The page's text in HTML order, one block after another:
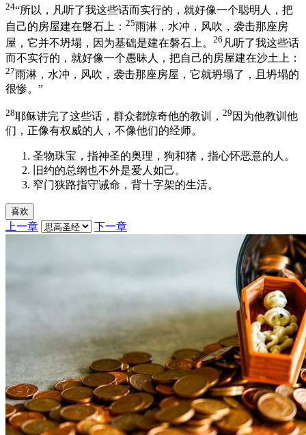
24“所以，凡听了我这些话而实行的，就好像一个聪明人，把
自己的房屋建在磐石上： 25雨淋，水冲，风吹，袭击那座房
屋，它并不坍塌，因为基础是建在磐石上。 26 凡听了我这些话
而不实行的，就好像一个愚昧人，把自己的房屋建在沙土上：
27雨淋，水冲，风吹，袭击那座房屋，它就坍塌了，且坍塌的
很惨。”
28耶稣讲完了这些话，群众都惊奇他的教训， 29 因为他教训他
们，正像有权威的人，不像他们的经师。
圣物珠宝，指神圣的奥理，狗和猪，指心怀恶意的人。
旧约的总纲也不外是爱人如己。
窄门狭路指守诫命，背十字架的生活。
喜欢
上一章 下一章